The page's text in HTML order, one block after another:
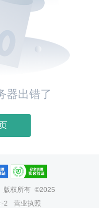
器出错了
版权所有 ©2025
2
营业执照